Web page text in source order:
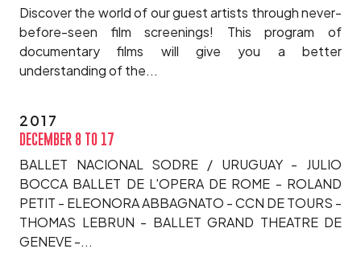
Discover the world of our guest artists through never-
before-seen film screenings! This program of
documentary films will give you a better
understanding of the...
2017
DECEMBER 8 TO 17
BALLET NACIONAL SODRE / URUGUAY - JULIO
BOCCA BALLET DE L'OPERA DE ROME - ROLAND
PETIT - ELEONORA ABBAGNATO - CCN DE TOURS -
THOMAS LEBRUN - BALLET GRAND THEATRE DE
GENEVE -...